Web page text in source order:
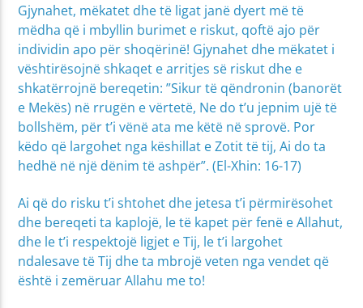
Gjynahet, mëkatet dhe të ligat janë dyert më të
mëdha që i mbyllin burimet e riskut, qoftë ajo për
individin apo për shoqërinë! Gjynahet dhe mëkatet i
vështirësojnë shkaqet e arritjes së riskut dhe e
shkatërrojnë bereqetin: ”Sikur të qëndronin (banorët
e Mekës) në rrugën e vërtetë, Ne do t’u jepnim ujë të
bollshëm, për t’i vënë ata me këtë në sprovë. Por
këdo që largohet nga këshillat e Zotit të tij, Ai do ta
hedhë në një dënim të ashpër”. (El-Xhin: 16-17)
Ai që do risku t’i shtohet dhe jetesa t’i përmirësohet
dhe bereqeti ta kaplojë, le të kapet për fenë e Allahut,
dhe le t’i respektojë ligjet e Tij, le t’i largohet
ndalesave të Tij dhe ta mbrojë veten nga vendet që
është i zemëruar Allahu me to!